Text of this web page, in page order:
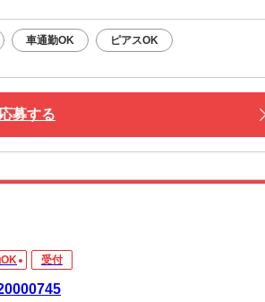
車通勤OK ピアスOK
募する
受付